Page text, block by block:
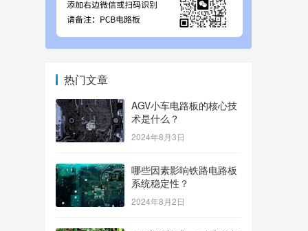
热门文章
AGV小车电路板的核心技
术是什么？
2024年8月3日
哪些因素影响铁路电路板
系统稳定性？
2024年8月2日